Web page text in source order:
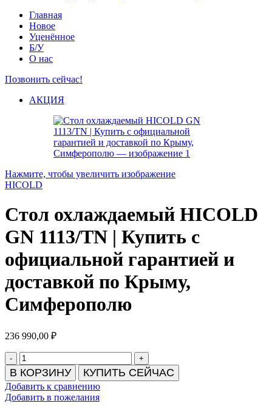
Главная
Новое
Уценённое
Б/У
О нас
Позвонить сейчас!
АКЦИЯ
Нажмите, чтобы увеличить изображение
HICOLD
Стол охлаждаемый HICOLD
GN 1113/TN | Купить с
официальной гарантией и
доставкой по Крыму,
Симферополю
236 990,00 ₽
Количество
товара
Стол
охлаждаемый
HICOLD
В КОРЗИНУ КУПИТЬ СЕЙЧАС
Добавить к сравнению
Добавить в пожелания